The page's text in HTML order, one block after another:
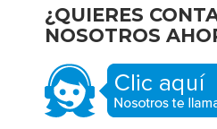
¿QUIERES
NOSOTROS